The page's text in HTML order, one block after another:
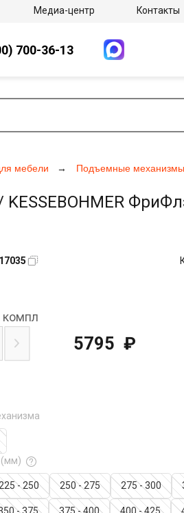
мебели Подъемные механизмы
(мм)
- 250 250 - 275 275 - 300
компл
5795 ₽
Медиа-центр Контакты
700-36-13